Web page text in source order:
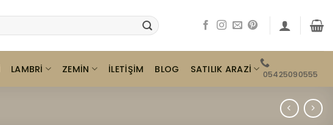
LAMBRI ZEMIN İLETIŞIM BLOG SATILIK ARAZI 05425090555